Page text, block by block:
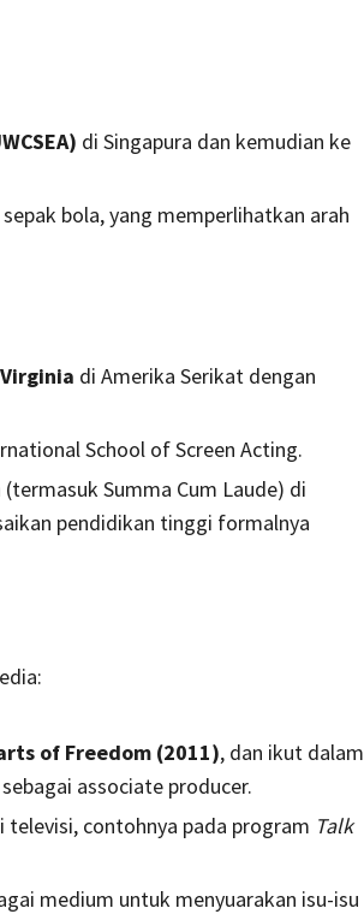
di Singapura dan kemudian ke
bola, yang memperlihatkan arah
di Amerika Serikat dengan
School of Screen Acting.
Summa Cum Laude) di
pendidikan tinggi formalnya
of Freedom (2011), dan ikut dalam
associate producer.
televisi, contohnya pada program Talk
medium untuk menyuarakan isu-isu